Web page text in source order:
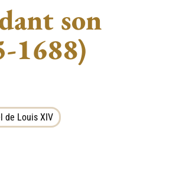
son
1688)
de Louis XIV